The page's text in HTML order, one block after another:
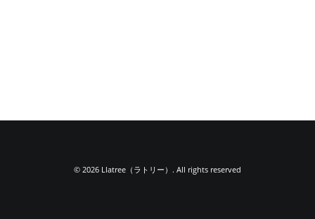
© 2026 Llatree（ラトリー）. All rights reserved